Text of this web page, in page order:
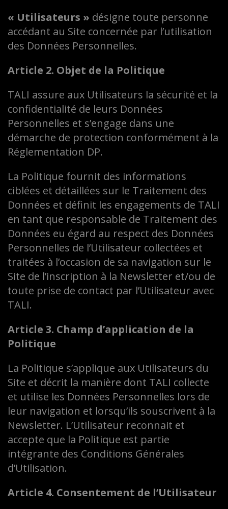
« Utilisateurs » désigne toute personne
accédant au Site concernée par l’utilisation
des Données Personnelles.
Article 2. Objet de la Politique
TALI assure aux Utilisateurs la sécurité et la
confidentialité de leurs Données
Personnelles et s’engage dans une
démarche de protection conformément à la
Réglementation DP.
La Politique fournit des informations
ciblées et détaillées sur le Traitement des
Données et définit les engagements de TALI
en tant que responsable de Traitement des
Données eu égard au respect des Données
Personnelles de l’Utilisateur collectées et
traitées à l’occasion de sa navigation sur le
Site de l’inscription à la Newsletter et/ou de
toute prise de contact par l’Utilisateur avec
TALI.
Article 3. Champ d’application de la
Politique
La Politique s’applique aux Utilisateurs du
Site et décrit la manière dont TALI collecte
et utilise les Données Personnelles lors de
leur navigation et lorsqu’ils souscrivent à la
Newsletter. L’Utilisateur reconnait et
accepte que la Politique est partie
intégrante des Conditions Générales
d’Utilisation.
Article 4. Consentement de l’Utilisateur